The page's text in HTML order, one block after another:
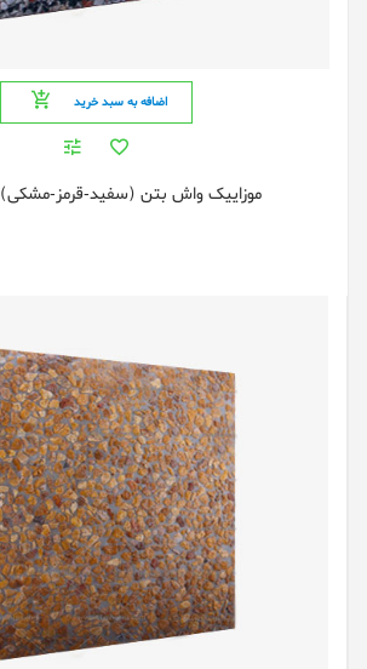
اضافه به سبد خرید
موزاییک واش بتن (سفید-قرمز-مشکی) 50x50cm